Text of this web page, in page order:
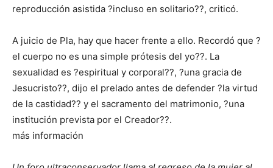
reproducción asistida ?incluso en solitario??, criticó.
A juicio de Pla, hay que hacer frente a ello. Recordó que ?
el cuerpo no es una simple prótesis del yo??. La
sexualidad es ?espiritual y corporal??, ?una gracia de
Jesucristo??, dijo el prelado antes de defender ?la virtud
de la castidad?? y el sacramento del matrimonio, ?una
institución prevista por el Creador??.
más información